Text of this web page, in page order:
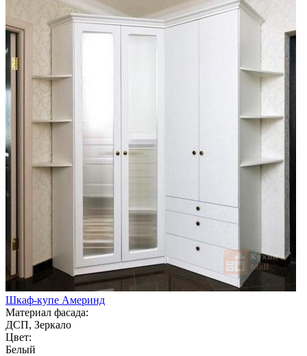
Шкаф-купе Америнд
Материал фасада:
ДСП, Зеркало
Цвет:
Белый